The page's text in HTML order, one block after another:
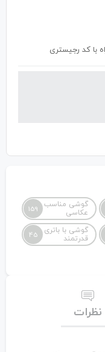
گوشی مناسب
عکاسی
159
گوشی با باتری
قدرتمند
45
نظرات